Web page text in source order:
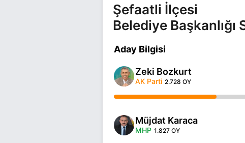
Şefaatli İlçesi
Belediye Başkanlığı
Aday Bilgisi
Zeki Bozkurt
AK Parti 2.728 OY
Müjdat Karaca
MHP 1.827 OY